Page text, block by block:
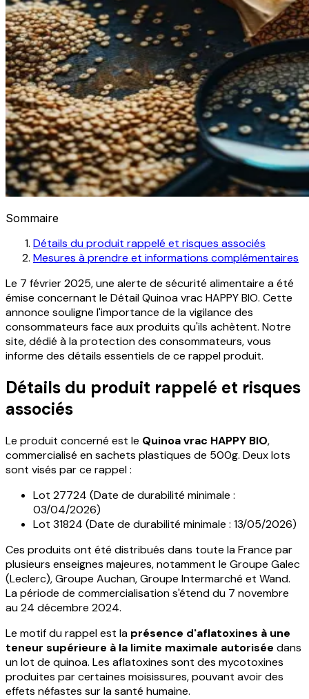
Sommaire
Détails du produit rappelé et risques associés
Mesures à prendre et informations complémentaires
Le 7 février 2025, une alerte de sécurité alimentaire a été
émise concernant le Détail Quinoa vrac HAPPY BIO. Cette
annonce souligne l'importance de la vigilance des
consommateurs face aux produits qu'ils achètent. Notre
site, dédié à la protection des consommateurs, vous
informe des détails essentiels de ce rappel produit.
Détails du produit rappelé et risques
associés
Le produit concerné est le Quinoa vrac HAPPY BIO,
commercialisé en sachets plastiques de 500g. Deux lots
sont visés par ce rappel :
Lot 27724 (Date de durabilité minimale :
03/04/2026)
Lot 31824 (Date de durabilité minimale : 13/05/2026)
Ces produits ont été distribués dans toute la France par
plusieurs enseignes majeures, notamment le Groupe Galec
(Leclerc), Groupe Auchan, Groupe Intermarché et Wand.
La période de commercialisation s'étend du 7 novembre
au 24 décembre 2024.
Le motif du rappel est la présence d'aflatoxines à une
teneur supérieure à la limite maximale autorisée dans
un lot de quinoa. Les aflatoxines sont des mycotoxines
produites par certaines moisissures, pouvant avoir des
effets néfastes sur la santé humaine.